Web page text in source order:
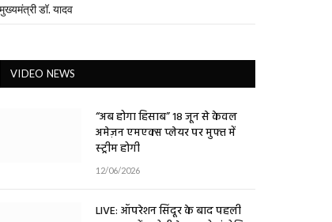
मुख्यमंत्री डॉ. यादव
VIDEO NEWS
“अब होगा हिसाब” 18 जून से केवल
अमेज़न एमएक्स प्लेयर पर मुफ्त में
स्ट्रीम होगी
12/06/2026
LIVE: ऑपरेशन सिंदूर के बाद पहली